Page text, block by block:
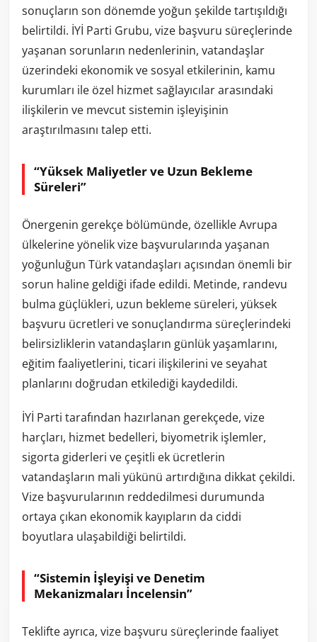
sonuçların son dönemde yoğun şekilde tartışıldığı
belirtildi. İYİ Parti Grubu, vize başvuru süreçlerinde
yaşanan sorunların nedenlerinin, vatandaşlar
üzerindeki ekonomik ve sosyal etkilerinin, kamu
kurumları ile özel hizmet sağlayıcılar arasındaki
ilişkilerin ve mevcut sistemin işleyişinin
araştırılmasını talep etti.
“Yüksek Maliyetler ve Uzun Bekleme
Süreleri”
Önergenin gerekçe bölümünde, özellikle Avrupa
ülkelerine yönelik vize başvurularında yaşanan
yoğunluğun Türk vatandaşları açısından önemli bir
sorun haline geldiği ifade edildi. Metinde, randevu
bulma güçlükleri, uzun bekleme süreleri, yüksek
başvuru ücretleri ve sonuçlandırma süreçlerindeki
belirsizliklerin vatandaşların günlük yaşamlarını,
eğitim faaliyetlerini, ticari ilişkilerini ve seyahat
planlarını doğrudan etkilediği kaydedildi.
İYİ Parti tarafından hazırlanan gerekçede, vize
harçları, hizmet bedelleri, biyometrik işlemler,
sigorta giderleri ve çeşitli ek ücretlerin
vatandaşların mali yükünü artırdığına dikkat çekildi.
Vize başvurularının reddedilmesi durumunda
ortaya çıkan ekonomik kayıpların da ciddi
boyutlara ulaşabildiği belirtildi.
“Sistemin İşleyişi ve Denetim
Mekanizmaları İncelensin”
Teklifte ayrıca, vize başvuru süreçlerinde faaliyet